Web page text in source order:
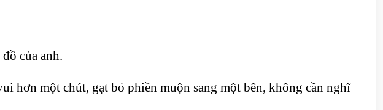
của anh.
hơn một chút, gạt bỏ phiền muộn sang một bên, không cần nghĩ